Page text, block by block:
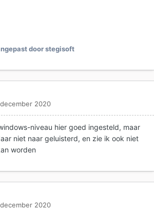
door stegisoft
2020
niveau hier goed ingesteld, maar
niet naar geluisterd, en zie ik ook niet
worden
2020